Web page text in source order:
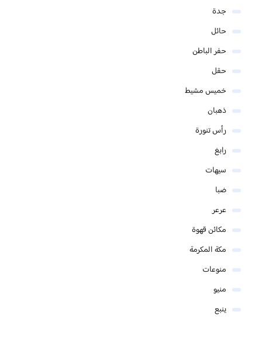
جدة
حائل
حفر الباطن
حقل
خميس مشيط
ذهبان
رأس تنورة
رابغ
سيهات
ضبا
عرعر
مكائن قهوة
مكة المكرمة
منوعات
منيو
ينبع